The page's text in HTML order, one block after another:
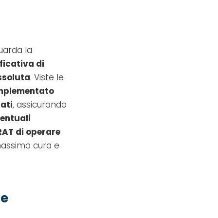
la
di
. Viste le
, assicurando
di operare
cura e